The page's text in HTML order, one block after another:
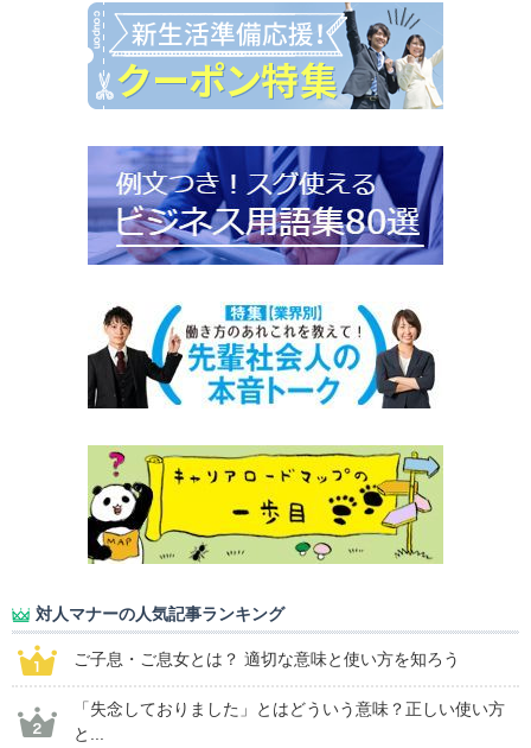
対人マナーの人気記事ランキング
ご子息・ご息女とは？ 適切な意味と使い方を知ろう
「失念しておりました」とはどういう意味？正しい使い方
と...